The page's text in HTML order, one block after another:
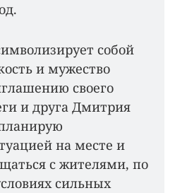
собой
и мужество
своего
и друга Дмитрия
на месте и
с жителями, по
сильных